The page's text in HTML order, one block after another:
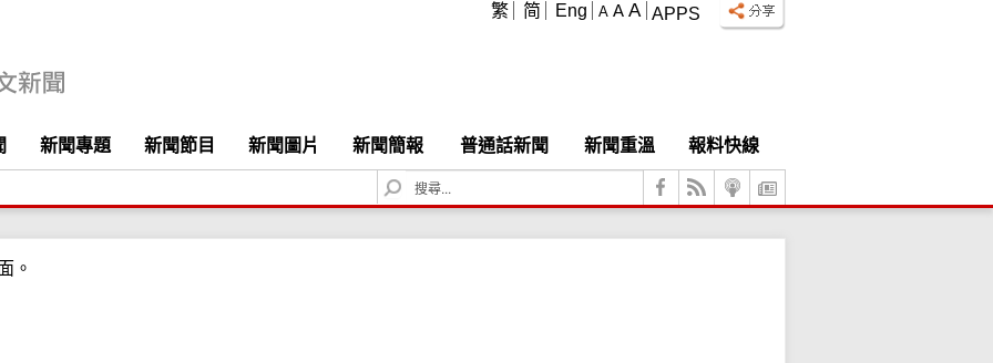
APPS
A A A
繁 简 Eng
新聞專題 新聞節目 新聞圖片 新聞簡報 普通話新聞 新聞重溫
報料快線
S
e
。